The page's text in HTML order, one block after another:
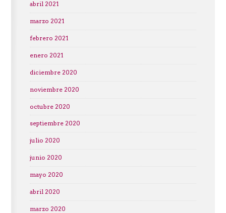
abril 2021
marzo 2021
febrero 2021
enero 2021
diciembre 2020
noviembre 2020
octubre 2020
septiembre 2020
julio 2020
junio 2020
mayo 2020
abril 2020
marzo 2020